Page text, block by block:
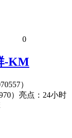
0
-KM
）
）亮点：24小时